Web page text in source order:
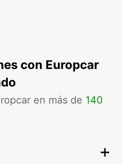
con Europcar
en más de 140